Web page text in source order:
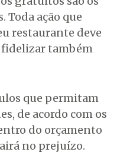
Toda ação que
restaurante deve
fidelizar também
que permitam
de acordo com os
do orçamento
no prejuízo.